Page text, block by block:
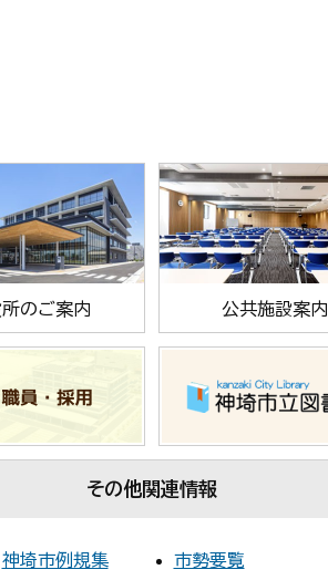
のご案内 公共施設案内
その他関連情報
神埼市例規集 市勢要覧